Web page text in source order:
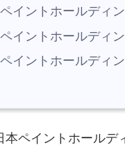
イントホールディ
イントホールディ
イントホールディ
ペイントホール